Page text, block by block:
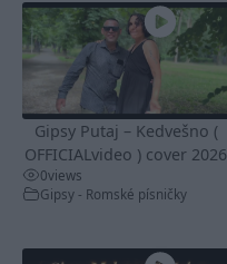
Gipsy Putaj – Kedvešno (
OFFICIALvideo ) cover 2026
0views
Gipsy - Romské písničky